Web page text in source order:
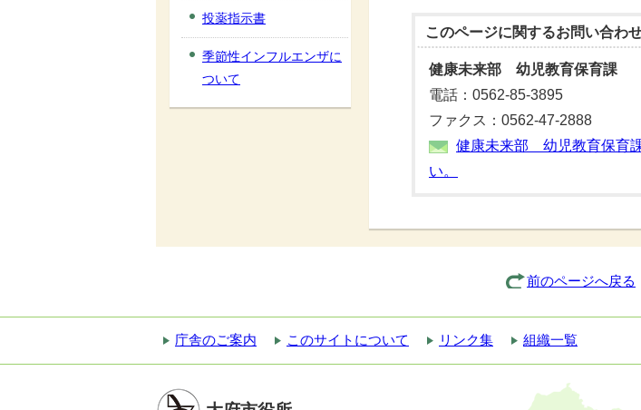
このページに関するお問い合わ
健康未来部 幼児教育保育課
電話：0562-85-3895
ファクス：0562-47-2888
健康未来部 幼児教育保育
い。
投薬指示書
季節性インフルエンザに
ついて
前のページへ戻る
庁舎のご案内 このサイトについて リンク集 組織一覧